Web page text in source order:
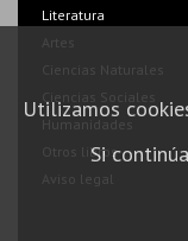
Utilizamos
Si
Literatura
Artes
Ciencias Naturales
Ciencias Sociales
Humanidades
Otros libros
Aviso legal